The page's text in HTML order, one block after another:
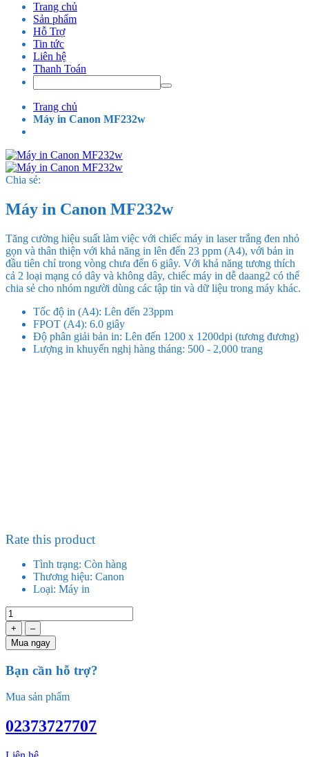
Trang chủ
Sản phẩm
Hỗ Trợ
Tin tức
Liên hệ
Thanh Toán
Trang chủ
Máy in Canon MF232w
Chia sẻ:
Máy in Canon MF232w
Tăng cường hiệu suất làm việc với chiếc máy in laser trắng đen nhỏ
gọn và thân thiện với khả năng in lên đến 23 ppm (A4), với bản in
đầu tiên chỉ trong vòng chưa đến 6 giây. Với khả năng tương thích
cả 2 loại mạng có dây và không dây, chiếc máy in dễ daang2 có thể
chia sẻ cho nhóm người dùng các tập tin và dữ liệu trong máy khác.
Tốc độ in (A4): Lên đến 23ppm
FPOT (A4): 6.0 giây
Độ phân giải bản in: Lên đến 1200 x 1200dpi (tương đương)
Lượng in khuyến nghị hàng tháng: 500 - 2,000 trang
Rate this product
Tình trạng: Còn hàng
Thương hiệu: Canon
Loại: Máy in
+
–
Mua ngay
Bạn cần hỗ trợ?
Mua sản phẩm
02373727707